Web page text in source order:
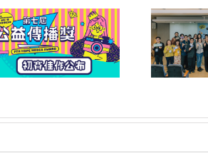
第六屆公益傳播獎頒獎典
禮暨午宴圓滿落幕